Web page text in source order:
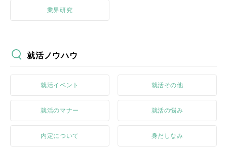
業界研究
就活ノウハウ
就活イベント 就活その他
就活のマナー 就活の悩み
内定について 身だしなみ